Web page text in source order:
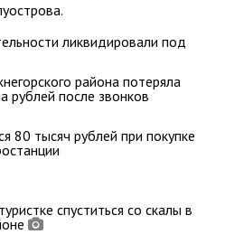
ликвидировали под
района потеряла
рублей после звонков
80 тысяч рублей при покупке
спуститься со скалы в